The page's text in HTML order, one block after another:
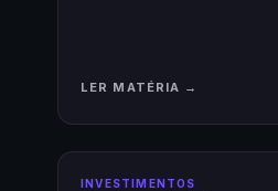
LER MATÉRIA →
INVESTIMENTOS